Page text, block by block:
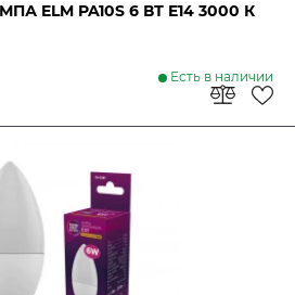
ELM PA10S 6 ВТ E14 3000 К
Есть в наличии